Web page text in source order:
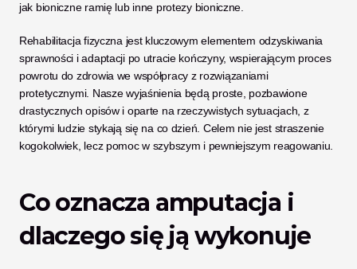
jak bioniczne ramię lub inne protezy bioniczne.
Rehabilitacja fizyczna jest kluczowym elementem odzyskiwania
sprawności i adaptacji po utracie kończyny, wspierającym proces
powrotu do zdrowia we współpracy z rozwiązaniami
protetycznymi. Nasze wyjaśnienia będą proste, pozbawione
drastycznych opisów i oparte na rzeczywistych sytuacjach, z
którymi ludzie stykają się na co dzień. Celem nie jest straszenie
kogokolwiek, lecz pomoc w szybszym i pewniejszym reagowaniu.
Co oznacza amputacja i
dlaczego się ją wykonuje